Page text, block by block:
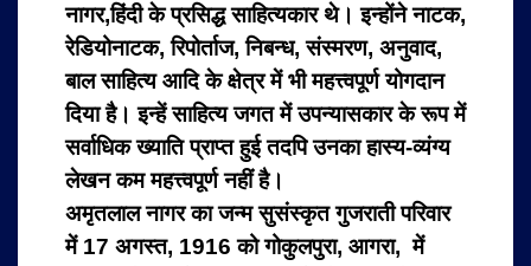
नागर,हिंदी के प्रसिद्ध साहित्यकार थे। इन्होंने नाटक,
रेडियोनाटक, रिपोर्ताज, निबन्ध, संस्मरण, अनुवाद,
बाल साहित्य आदि के क्षेत्र में भी महत्त्वपूर्ण योगदान
दिया है। इन्हें साहित्य जगत में उपन्यासकार के रूप में
सर्वाधिक ख्याति प्राप्त हुई तदपि उनका हास्य-व्यंग्य
लेखन कम महत्त्वपूर्ण नहीं है।
अमृतलाल नागर का जन्म सुसंस्कृत गुजराती परिवार
में 17 अगस्त, 1916 को गोकुलपुरा, आगरा, में